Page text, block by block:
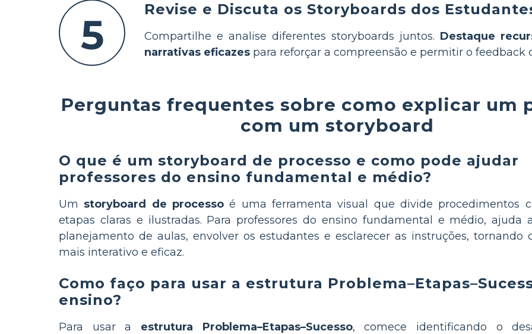
5
Revise e Discuta os Storyboards dos
Compartilhe e analise diferentes storyboards juntos. Destaque
narrativas eficazes para reforçar a compreensão e permitir o feedback
Perguntas frequentes sobre como explicar um
com um storyboard
O que é um storyboard de processo e como pode ajudar
professores do ensino fundamental e médio?
Um storyboard de processoé uma ferramenta visual que divide procedimentos
etapas claras e ilustradas. Para professores do ensino fundamental e médio, ajuda
planejamento de aulas, envolver os estudantes e esclarecer as instruções, tornando
mais interativo e eficaz.
Como faço para usar a estrutura
ensino?
Para usar a estrutura Problema–Etapas–Sucesso, comece identificando o